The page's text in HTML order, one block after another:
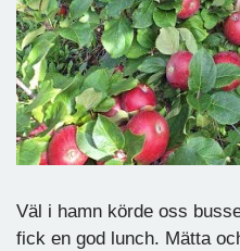
Väl i hamn körde oss
fick en god lunch. Mätta